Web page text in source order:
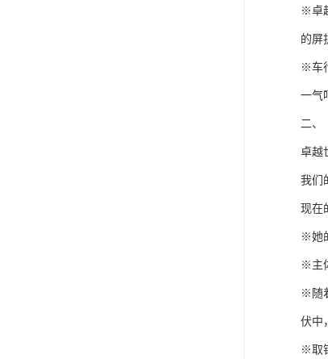
※卓
的屏
※车
一气
二、
卓越
我们
现在
※她
※主
※随
伏中
※取